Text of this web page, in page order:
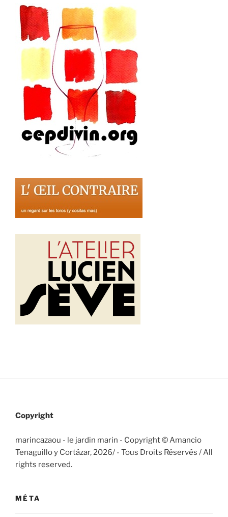
Copyright
marincazaou - le jardin marin - Copyright © Amancio
Tenaguillo y Cortázar, 2026/ - Tous Droits Réservés / All
rights reserved.
MÉTA